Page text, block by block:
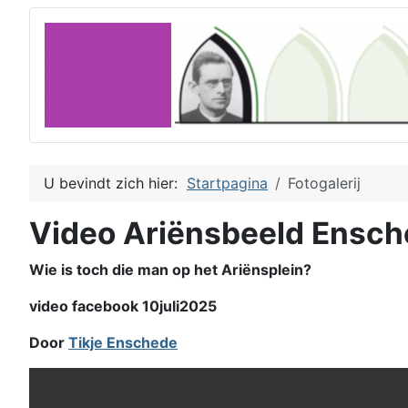
U bevindt zich hier: Startpagina Fotogalerij
Video Ariënsbeeld
Wie is toch die man op het Ariënsplein?
video facebook 10juli2025
Door Tikje Enschede